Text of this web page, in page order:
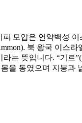
모압은 언약백성
북 왕국 이스
는 뜻입니다. “기르
동였으며 지붕과